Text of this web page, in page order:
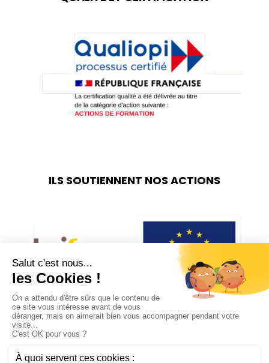
ILS SOUTIENNENT NOS ACTIONS
REJOIGNEZ-NOUS SUR LES RÉSEAUX
SOCIAUX